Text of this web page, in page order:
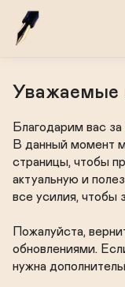
Уважаемые
Благодарим вас
В данный момент
страницы, чтобы
актуальную и
все усилия, чтобы
Пожалуйста,
обновлениями.
нужна